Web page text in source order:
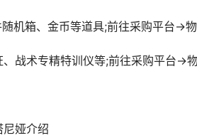
随机箱、金币等道具;前往采购平台→
、战术专精特训仪等;前往采购平台→
尼娅介绍